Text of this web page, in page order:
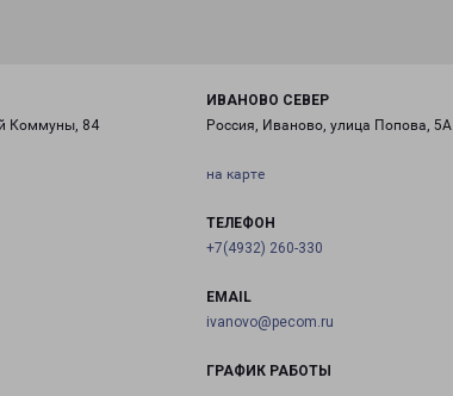
Коммуны, 84
ИВАНОВО СЕВЕР
Россия, Иваново, улица Попова, 5А
на карте
ТЕЛЕФОН
+7(4932) 260-330
EMAIL
ivanovo@pecom.ru
ГРАФИК РАБОТЫ